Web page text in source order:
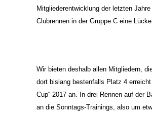
Mitgliederentwicklung der letzten
Clubrennen in der Gruppe C eine
Wir bieten deshalb allen Mitgliedern,
dort bislang bestenfalls Platz 4
Cup“ 2017 an. In drei Rennen auf der
an die Sonntags-Trainings, also um